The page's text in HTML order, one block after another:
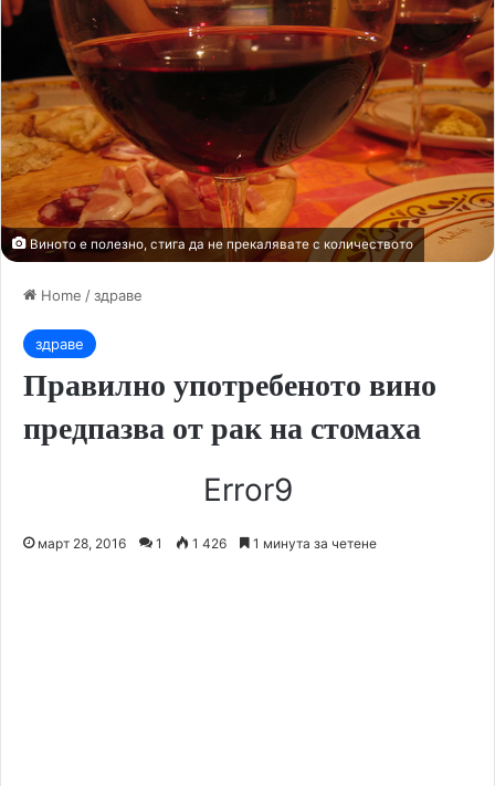
Виното е полезно, стига да не прекалявате с количеството
Home /здраве
здраве
Правилно употребеното вино
предпазва от рак на стомаха
Error9
март 28, 2016 1 1 426 1 минута за четене